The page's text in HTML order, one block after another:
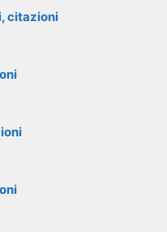
citazioni